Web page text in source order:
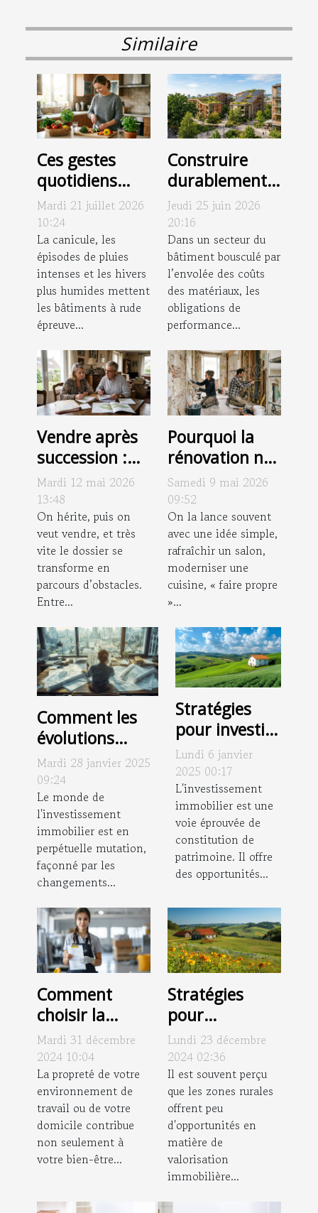
Similaire
Ces gestes
quotidiens
d’entretien qui
freinent
l’apparition
des
pathologies
chroniques
Mardi 21 juillet 2026
10:24
La canicule, les
épisodes de pluies
intenses et les hivers
plus humides mettent
les bâtiments à rude
épreuve...
Construire
durablement :
ces
réalisations
qui
réinventent
nos espaces de
vie
Jeudi 25 juin 2026
20:16
Dans un secteur du
bâtiment bousculé par
l’envolée des coûts
des matériaux, les
obligations de
performance...
Vendre après
succession :
pièges à
déjouer pour
éviter le fiasco
Mardi 12 mai 2026
13:48
On hérite, puis on
veut vendre, et très
vite le dossier se
transforme en
parcours d’obstacles.
Entre...
Pourquoi la
rénovation ne
se limite
jamais à un
simple coup
de peinture
Samedi 9 mai 2026
09:52
On la lance souvent
avec une idée simple,
rafraîchir un salon,
moderniser une
cuisine, « faire propre
»...
Comment les
évolutions
juridiques
impactent
l'investissement
immobilier
Mardi 28 janvier 2025
09:24
Le monde de
l'investissement
immobilier est en
perpétuelle mutation,
façonné par les
changements...
Stratégies
pour investir
dans
l'immobilier
rural et en
tirer profit
Lundi 6 janvier
2025 00:17
L'investissement
immobilier est une
voie éprouvée de
constitution de
patrimoine. Il offre
des opportunités...
Comment
choisir la
bonne
entreprise de
nettoyage
pour vos
besoins
Mardi 31 décembre
2024 10:04
La propreté de votre
environnement de
travail ou de votre
domicile contribue
non seulement à
votre bien-être...
Stratégies
pour
augmenter la
valeur des
propriétés en
zone rurale
Lundi 23 décembre
2024 02:36
Il est souvent perçu
que les zones rurales
offrent peu
d'opportunités en
matière de
valorisation
immobilière...